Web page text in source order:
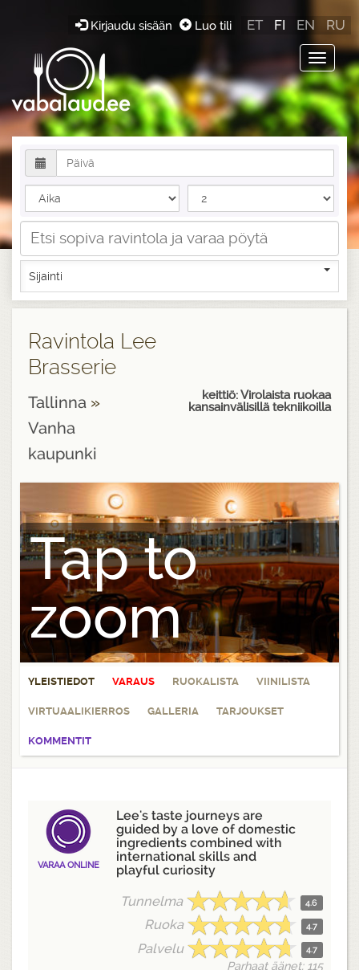
Toggle
Kirjaudu sisään Luo tili ET FI EN RU
Sijainti
Ravintola Lee
Brasserie
Tallinna »
Vanha
kaupunki
keittiö: Virolaista ruokaa
kansainvälisillä tekniikoilla
Tap to
zoom
YLEISTIEDOT VARAUS RUOKALISTA VIINILISTA
VIRTUAALIKIERROS GALLERIA TARJOUKSET
KOMMENTIT
VARAA ONLINE
Lee's taste journeys are
guided by a love of domestic
ingredients combined with
international skills and
playful curiosity
Tunnelma 4.6
Ruoka 4.7
Palvelu 4.7
Parhaat äänet: 115